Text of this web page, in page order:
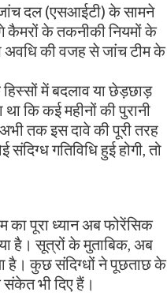
दल (एसआईटी) के सामने
कैमरों के तकनीकी नियमों के
अवधि की वजह से जांच टीम के
में बदलाव या छेड़छाड़
कि कई महीनों की पुरानी
तक इस दावे की पूरी तरह
गतिविधि हुई होगी, तो
पूरा ध्यान अब फोरेंसिक
है। सूत्रों के मुताबिक, अब
है। कुछ संदिग्धों ने पूछताछ के
भी दिए हैं।